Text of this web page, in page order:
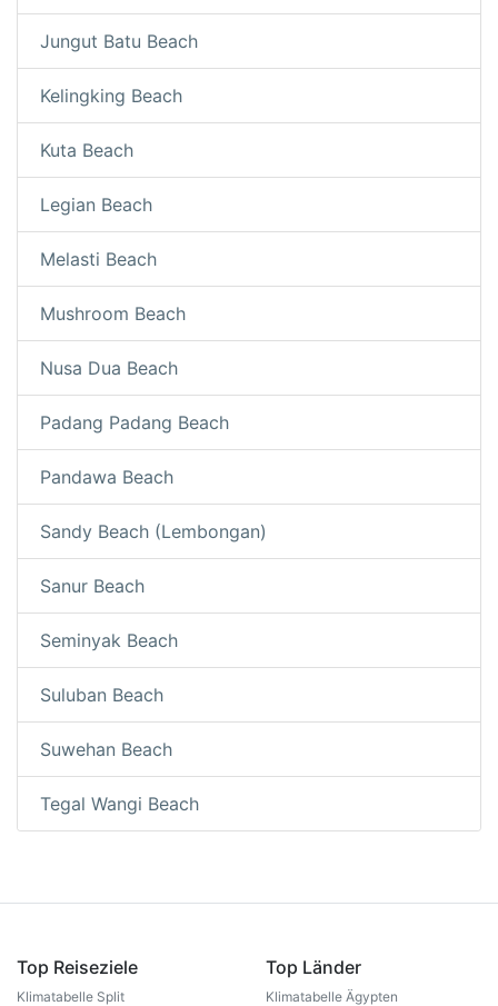
Jungut Batu Beach
Kelingking Beach
Kuta Beach
Legian Beach
Melasti Beach
Mushroom Beach
Nusa Dua Beach
Padang Padang Beach
Pandawa Beach
Sandy Beach (Lembongan)
Sanur Beach
Seminyak Beach
Suluban Beach
Suwehan Beach
Tegal Wangi Beach
Top Reiseziele
Klimatabelle Split
Top Länder
Klimatabelle Ägypten